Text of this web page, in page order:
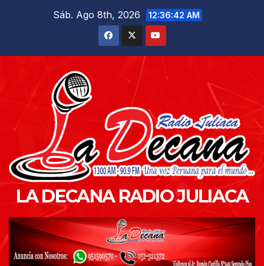
Sáb. Ago 8th, 2026 12:36:44 AM
LA DECANA RADIO JULIACA